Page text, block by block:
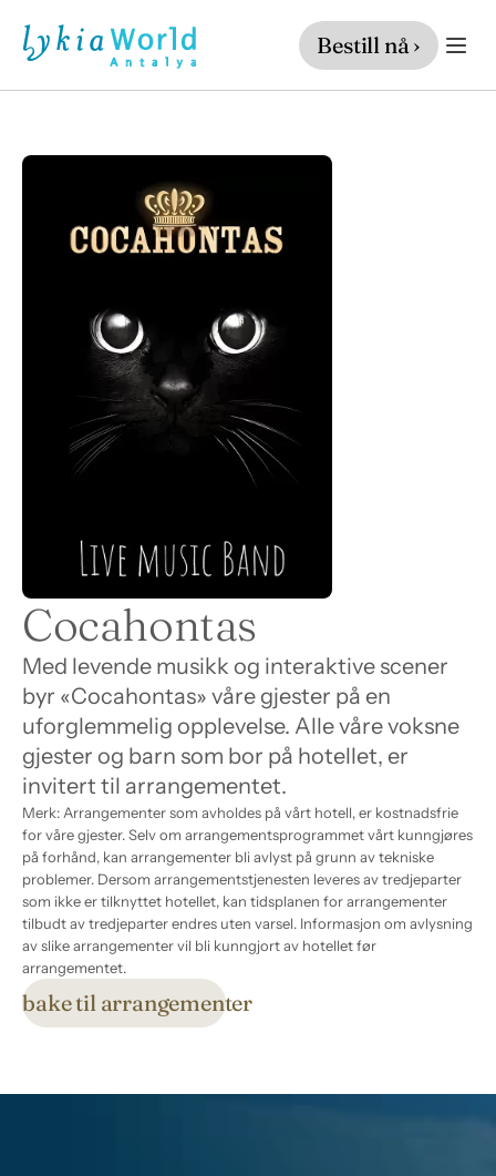
Cocahontas
Med levende musikk og interaktive scener
byr «Cocahontas» våre gjester på en
uforglemmelig opplevelse. Alle våre voksne
gjester og barn som bor på hotellet, er
invitert til arrangementet.
Merk: Arrangementer som avholdes på vårt hotell, er kostnadsfrie
for våre gjester. Selv om arrangementsprogrammet vårt kunngjøres
på forhånd, kan arrangementer bli avlyst på grunn av tekniske
problemer. Dersom arrangementstjenesten leveres av tredjeparter
som ikke er tilknyttet hotellet, kan tidsplanen for arrangementer
tilbudt av tredjeparter endres uten varsel. Informasjon om avlysning
av slike arrangementer vil bli kunngjort av hotellet før
arrangementet.
til arrangementer
Bestill nå ›